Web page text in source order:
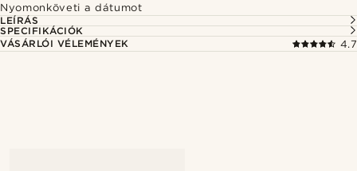
Nyomonköveti a dátumot
LEÍRÁS
SPECIFIKÁCIÓK
VÁSÁRLÓI VÉLEMÉNYEK
4.7